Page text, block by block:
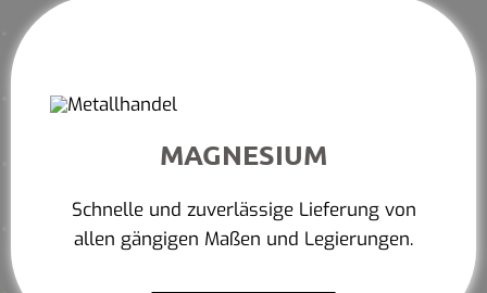
MAGNESIUM
Schnelle und zuverlässige Lieferung von
allen gängigen Maßen und Legierungen.